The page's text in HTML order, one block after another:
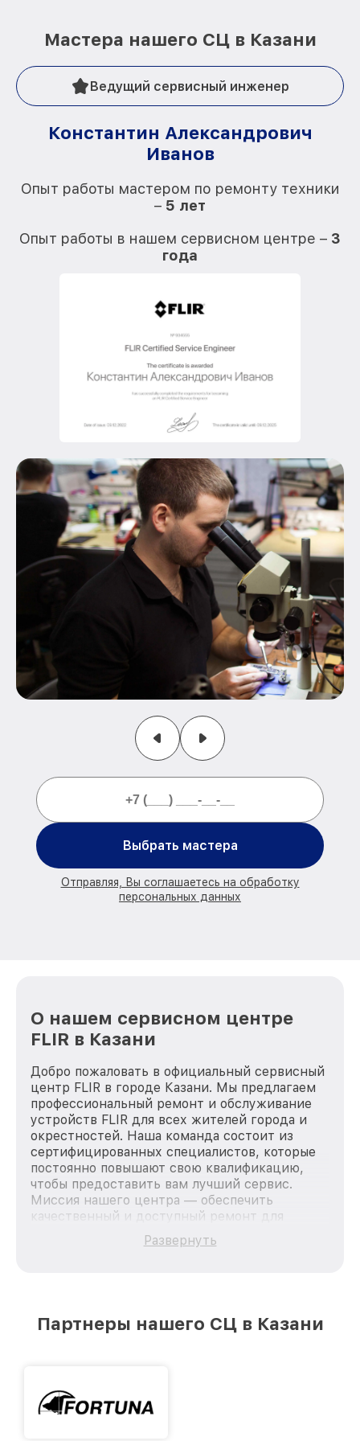
Мастера нашего СЦ в Казани
Ведущий сервисный инженер
Константин Александрович
Иванов
Опыт работы мастером по ремонту техники
– 5 лет
Опыт работы в нашем сервисном центре – 3
года
Выбрать мастера
Отправляя, Вы соглашаетесь на обработку
персональных данных
О нашем сервисном центре
FLIR в Казани
Добро пожаловать в официальный сервисный
центр FLIR в городе Казани. Мы предлагаем
профессиональный ремонт и обслуживание
устройств FLIR для всех жителей города и
окрестностей. Наша команда состоит из
сертифицированных специалистов, которые
постоянно повышают свою квалификацию,
чтобы предоставить вам лучший сервис.
Миссия нашего центра — обеспечить
качественный и доступный ремонт для
каждого пользователя продукции FLIR, вне
зависимости от сложности поломки. Мы
Казани, постоянно повышая уровень доверия
Развернуть
Партнеры нашего СЦ в Казани